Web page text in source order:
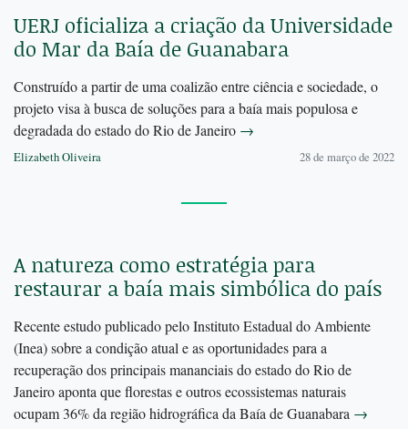
UERJ oficializa a criação da Universidade
do Mar da Baía de Guanabara
Construído a partir de uma coalizão entre ciência e sociedade, o
projeto visa à busca de soluções para a baía mais populosa e
degradada do estado do Rio de Janeiro →
Elizabeth Oliveira 28 de março de 2022
A natureza como estratégia para
restaurar a baía mais simbólica do país
Recente estudo publicado pelo Instituto Estadual do Ambiente
(Inea) sobre a condição atual e as oportunidades para a
recuperação dos principais mananciais do estado do Rio de
Janeiro aponta que florestas e outros ecossistemas naturais
ocupam 36% da região hidrográfica da Baía de Guanabara →